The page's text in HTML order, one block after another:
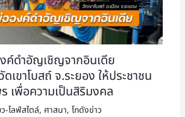
ค์ดำอัญเชิญจากอินเดีย
เขาโบสถ์ จ.ระยอง ให้ประชาชน
เพื่อความเป็นสิริมงคล
-ไลฟ์สไตล์, ศาสนา, โกดังข่าว